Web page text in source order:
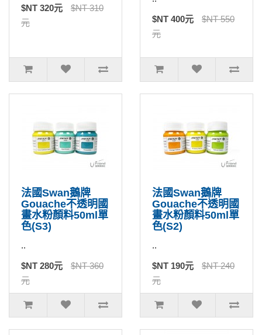
$NT 320元
$NT 310
元
$NT 400元
$NT 550
元
法國Swan鵝牌
Gouache不透明國
畫水粉顏料50ml單
色(S3)
..
$NT 280元
$NT 360
元
法國Swan鵝牌
Gouache不透明國
畫水粉顏料50ml單
色(S2)
..
$NT 190元
$NT 240
元